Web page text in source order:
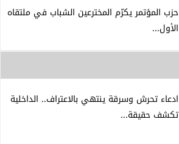
حزب المؤتمر يكرّم المخترعين الشباب في ملتقاه
الأول...
ادعاء تحرش وسرقة ينتهي بالاعتراف.. الداخلية
تكشف حقيقة...